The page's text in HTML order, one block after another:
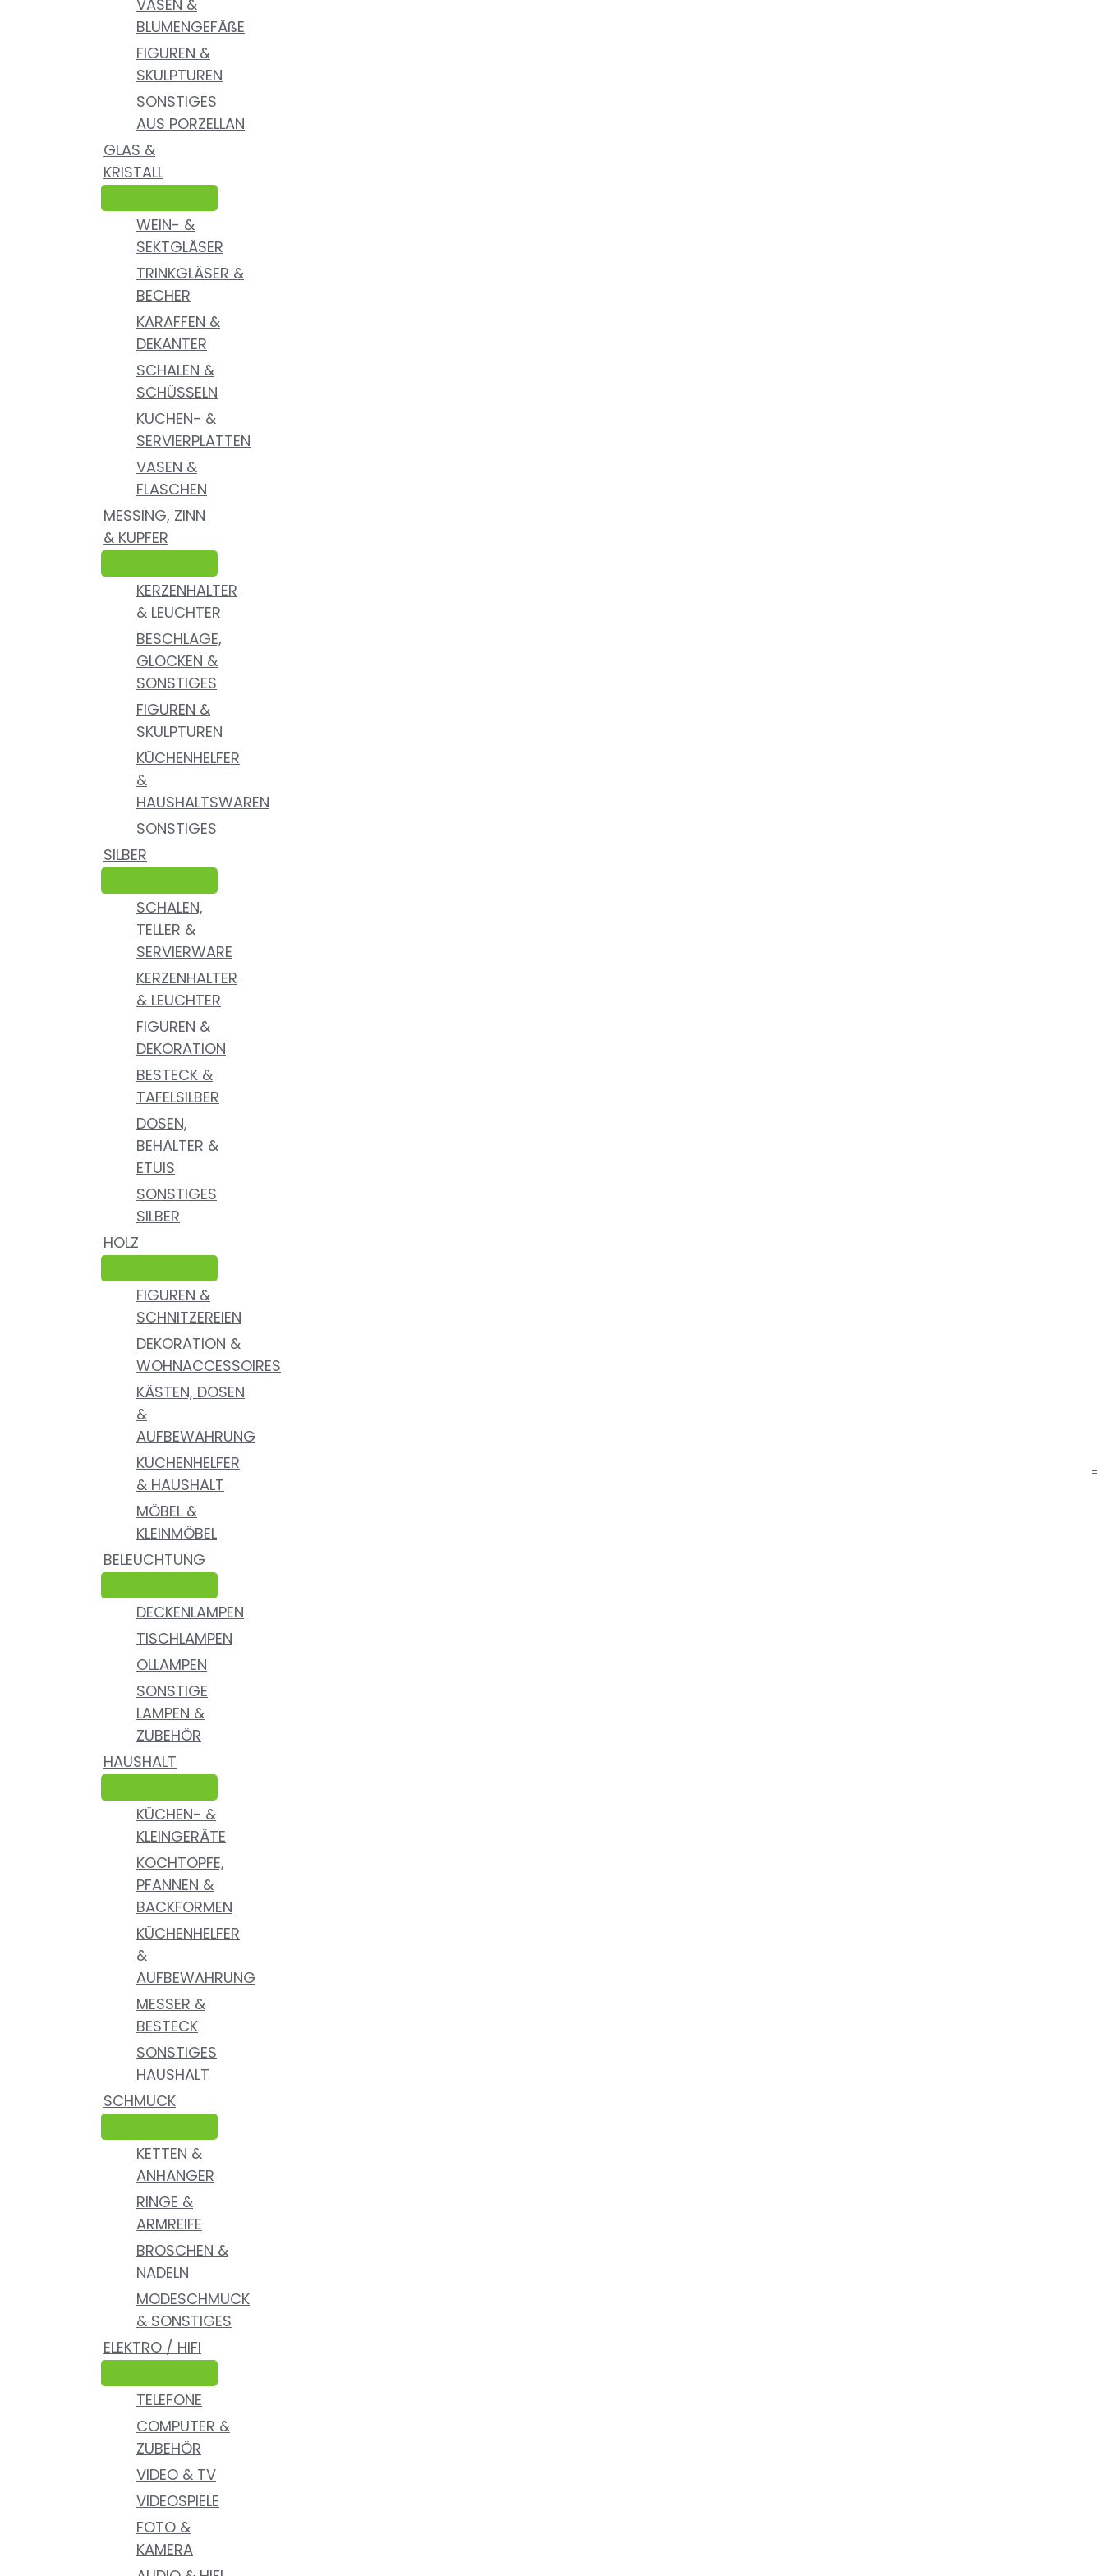
VASEN &
BLUMENGEFÄßE
FIGUREN &
SKULPTUREN
SONSTIGES
AUS PORZELLAN
GLAS &
KRISTALL
WEIN- &
SEKTGLÄSER
TRINKGLÄSER &
BECHER
KARAFFEN &
DEKANTER
SCHALEN &
SCHÜSSELN
KUCHEN- &
SERVIERPLATTEN
VASEN &
FLASCHEN
MESSING, ZINN
& KUPFER
KERZENHALTER
& LEUCHTER
BESCHLÄGE,
GLOCKEN &
SONSTIGES
FIGUREN &
SKULPTUREN
KÜCHENHELFER
&
HAUSHALTSWAREN
SONSTIGES
SILBER
SCHALEN,
TELLER &
SERVIERWARE
KERZENHALTER
& LEUCHTER
FIGUREN &
DEKORATION
BESTECK &
TAFELSILBER
DOSEN,
BEHÄLTER &
ETUIS
SONSTIGES
SILBER
HOLZ
FIGUREN &
SCHNITZEREIEN
DEKORATION &
WOHNACCESSOIRES
KÄSTEN, DOSEN
&
AUFBEWAHRUNG
KÜCHENHELFER
& HAUSHALT
MÖBEL &
KLEINMÖBEL
BELEUCHTUNG
DECKENLAMPEN
TISCHLAMPEN
ÖLLAMPEN
SONSTIGE
LAMPEN &
ZUBEHÖR
HAUSHALT
KÜCHEN- &
KLEINGERÄTE
KOCHTÖPFE,
PFANNEN &
BACKFORMEN
KÜCHENHELFER
&
AUFBEWAHRUNG
MESSER &
BESTECK
SONSTIGES
HAUSHALT
SCHMUCK
KETTEN &
ANHÄNGER
RINGE &
ARMREIFE
BROSCHEN &
NADELN
MODESCHMUCK
& SONSTIGES
ELEKTRO / HIFI
TELEFONE
COMPUTER &
ZUBEHÖR
VIDEO & TV
VIDEOSPIELE
FOTO &
KAMERA